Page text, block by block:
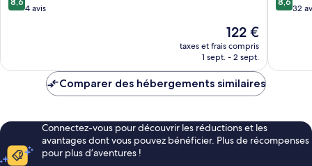
Marsa
sur 4 avis
Le
nouveau
prix
de
122 €
taxes et frais compris
1 sept. - 2 sept.
inclusive
sur 32
Comparer des hébergements similaires
Connectez-vous pour découvrir les réductions et les
avantages dont vous pouvez bénéficier. Plus de récompenses
pour plus d’aventures !